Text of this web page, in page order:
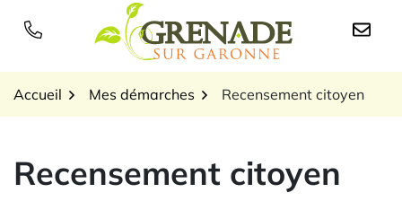
Logo Grenade sur
Accueil Mes démarches Recensement citoyen
Recensement citoyen